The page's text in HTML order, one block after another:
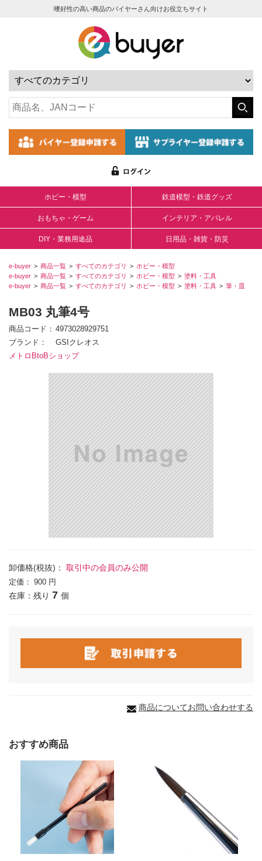
嗜好性の高い商品のバイヤーさん向けお役立ちサイト
ホビー・模型 鉄道模型・鉄道グッズ
おもちゃ・ゲーム インテリア・アパレル
DIY・業務用途品 日用品・雑貨・防災
e-buyer 商品一覧 すべてのカテゴリ
ホビー・模型
e-buyer
商品一覧 すべてのカテゴリ ホビー・模型
塗料・工具
e-buyer
商品一覧 すべてのカテゴリ ホビー・模型 塗料・工具 筆・皿
MB03 丸筆4号
商品コード
4973028929751
ブランド
GSIクレオス
メトロBtoBショップ
卸価格(税抜)： 取引中の会員のみ公開
定価： 900 円
在庫：残り 7 個
商品についてお問い合わせする
おすすめ商品